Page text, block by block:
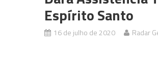
Espírito Santo
16 de julho de 2020 Radar